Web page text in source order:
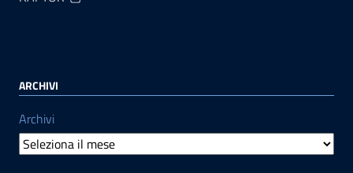
ARCHIVI
Archivi